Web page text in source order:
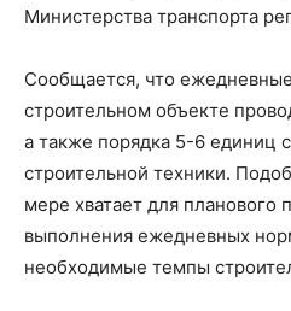
Министерства транспорта
Сообщается, что
строительном объекте
а также порядка 5-6 единиц
строительной техники.
мере хватает для планового
выполнения ежедневных
необходимые темпы